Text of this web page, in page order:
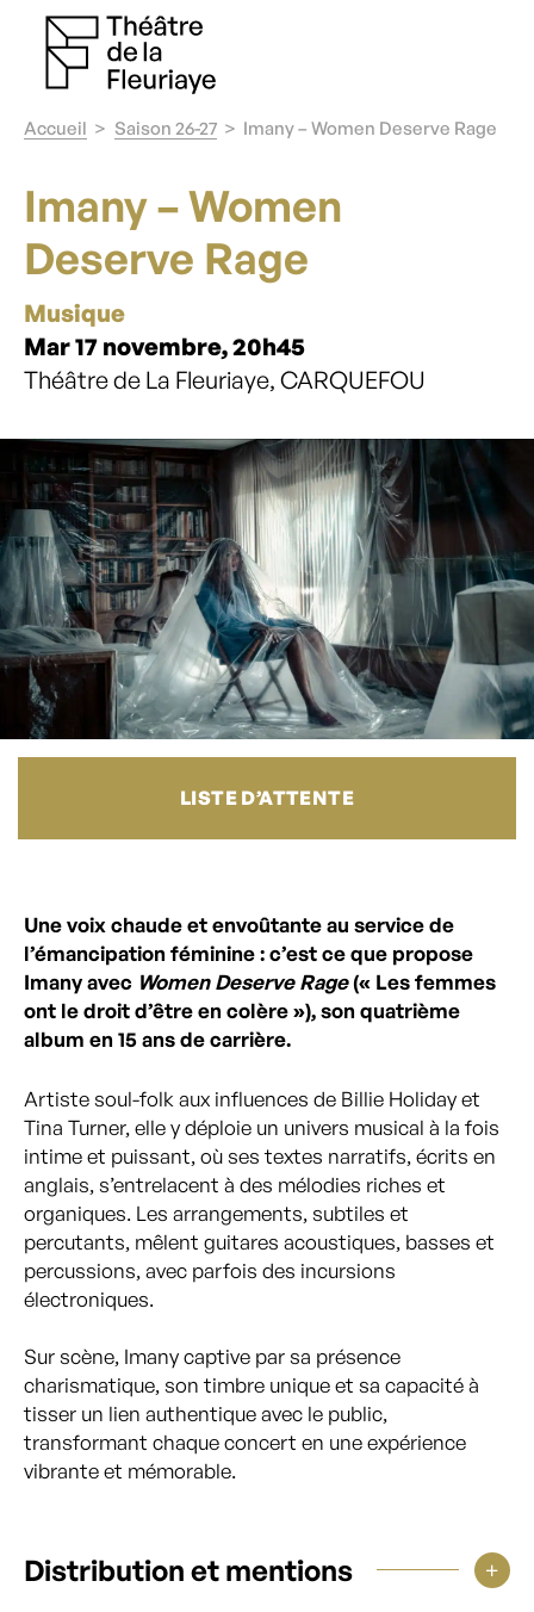
Accueil Saison 26-27 Imany – Women Deserve Rage
Imany – Women
Deserve Rage
Musique
Mar 17 novembre, 20h45
Théâtre de La Fleuriaye, CARQUEFOU
LISTE D’ATTENTE
Une voix chaude et envoûtante au service de
l’émancipation féminine : c’est ce que propose
Imany avec Women Deserve Rage(« Les femmes
ont le droit d’être en colère »), son quatrième
album en 15 ans de carrière.
Artiste soul-folk aux influences de Billie Holiday et
Tina Turner, elle y déploie un univers musical à la fois
intime et puissant, où ses textes narratifs, écrits en
anglais, s’entrelacent à des mélodies riches et
organiques. Les arrangements, subtiles et
percutants, mêlent guitares acoustiques, basses et
percussions, avec parfois des incursions
électroniques.
Sur scène, Imany captive par sa présence
charismatique, son timbre unique et sa capacité à
tisser un lien authentique avec le public,
transformant chaque concert en une expérience
vibrante et mémorable.
Distribution et mentions